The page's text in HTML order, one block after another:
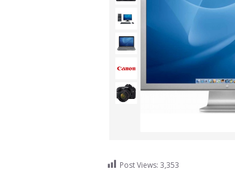
Post Views: 3,353